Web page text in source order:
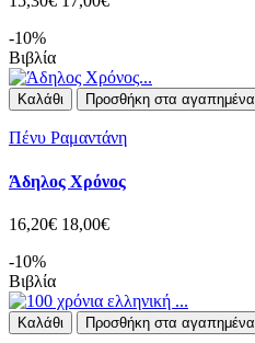
-10%
Βιβλία
Καλάθι Προσθήκη στα αγαπημένα
Πένυ Ραμαντάνη
Άδηλος Χρόνος
16,20€ 18,00€
-10%
Βιβλία
Καλάθι Προσθήκη στα αγαπημένα